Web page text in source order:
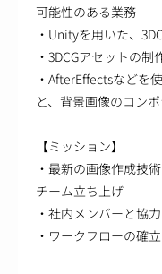
可能性のある業務
・Unityを用いた、
・3DCGアセットの
・AfterEffectsなどを
と、背景画像のコンポ
【ミッション】
・最新の画像作成技
チーム立ち上げ
・社内メンバーと協
・ワークフローの確